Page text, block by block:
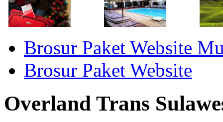
Brosur Paket Website
Brosur Paket Website
Overland Trans